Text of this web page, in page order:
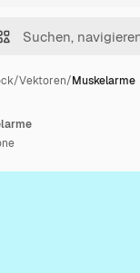
/Vektoren/Muskelarme